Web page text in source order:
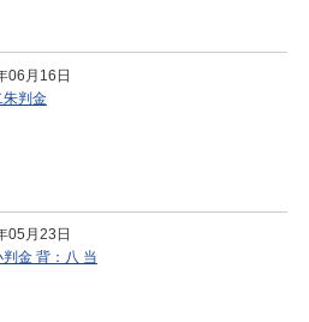
06月16日
朱判金
05月23日
判金 背：八 当